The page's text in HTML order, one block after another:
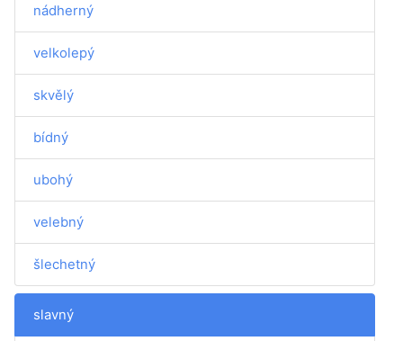
nádherný
velkolepý
skvělý
bídný
ubohý
velebný
šlechetný
slavný